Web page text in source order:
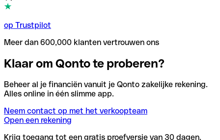
op Trustpilot
Meer dan 600,000 klanten vertrouwen ons
Klaar om Qonto te proberen?
Beheer al je financiën vanuit je Qonto zakelijke rekening.
Alles online in één slimme app.
Neem contact op met het verkoopteam
Open een rekening
Krijg toegang tot een gratis proefversie van 30 dagen.